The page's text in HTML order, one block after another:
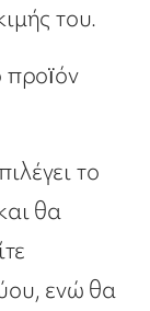
του.
προïόν
το
θα
ενώ θα